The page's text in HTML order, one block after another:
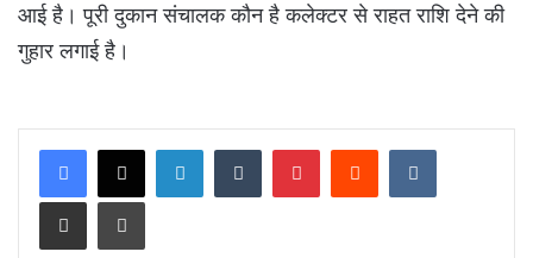
आई है। पूरी दुकान संचालक कौन है कलेक्टर से राहत राशि देने की
गुहार लगाई है।